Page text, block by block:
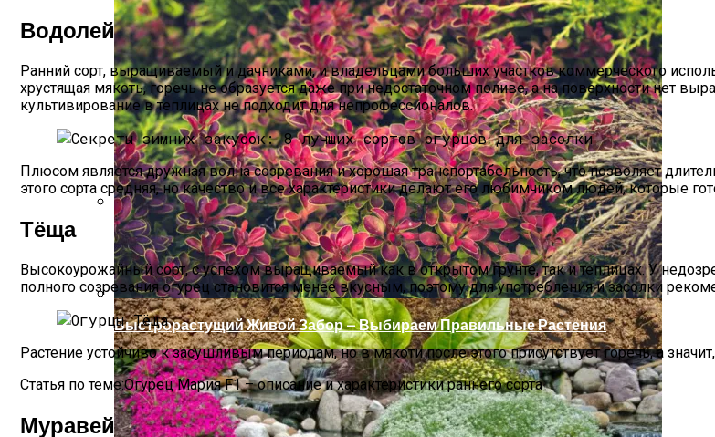
Чем Подкормить Лук
Быстрорастущий Живой Забор — Выбираем Правильные Растения
Водолей
Ранний сорт, выращиваемый и дачниками, и владельцами больших участков коммерческого
хрустящая мякоть, горечь не образуется даже при недостаточном поливе, а на поверхности нет
культивирование в теплицах не подходит для непрофессионалов.
Плюсом является дружная волна созревания и хорошая транспортабельность, что позволяет
этого сорта средняя, но качество и все характеристики делают его любимчиком людей, которые
Тёща
Высокоурожайный сорт, с успехом выращиваемый как в открытом грунте, так и теплицах. У
полного созревания огурец становится менее вкусным, поэтому для употребления и засолки
Растение устойчиво к засушливым периодам, но в мякоти после этого присутствует горечь, а
Статья по теме:Огурец Мария F1 – описание и характеристики раннего сорта
Муравей